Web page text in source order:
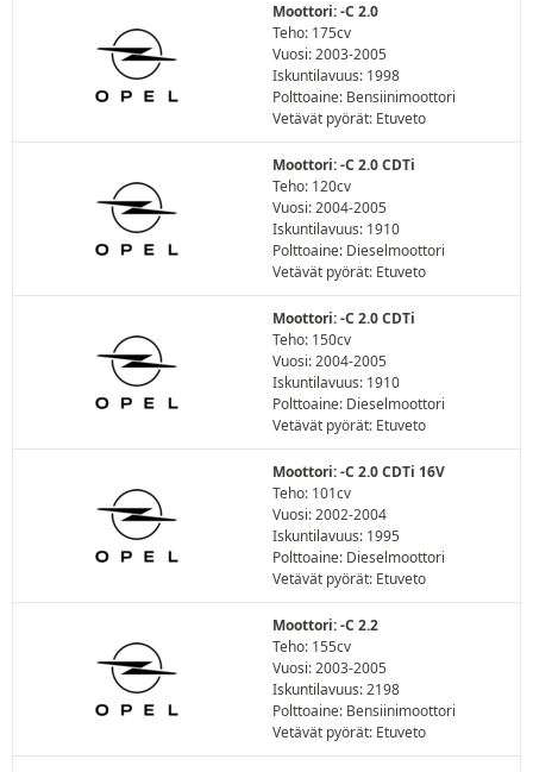
Moottori: -C 2.0
Teho: 175cv
Vuosi: 2003-2005
Iskuntilavuus: 1998
Polttoaine: Bensiinimoottori
Vetävät pyörät: Etuveto
Moottori: -C 2.0 CDTi
Teho: 120cv
Vuosi: 2004-2005
Iskuntilavuus: 1910
Polttoaine: Dieselmoottori
Vetävät pyörät: Etuveto
Moottori: -C 2.0 CDTi
Teho: 150cv
Vuosi: 2004-2005
Iskuntilavuus: 1910
Polttoaine: Dieselmoottori
Vetävät pyörät: Etuveto
Moottori: -C 2.0 CDTi 16V
Teho: 101cv
Vuosi: 2002-2004
Iskuntilavuus: 1995
Polttoaine: Dieselmoottori
Vetävät pyörät: Etuveto
Moottori: -C 2.2
Teho: 155cv
Vuosi: 2003-2005
Iskuntilavuus: 2198
Polttoaine: Bensiinimoottori
Vetävät pyörät: Etuveto